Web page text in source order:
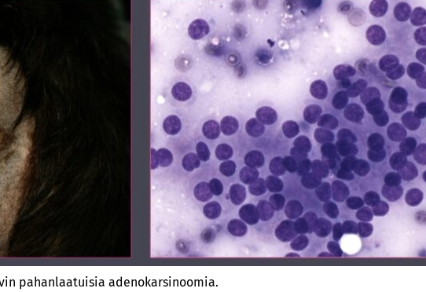
pahanlaatuisia adenokarsinoomia.